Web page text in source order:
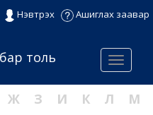
Нэвтрэх Ашиглах заавар
Menu
толь
Ж З И К Л
М